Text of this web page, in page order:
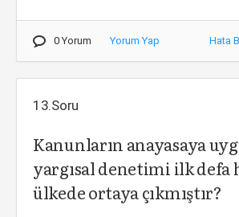
0 Yorum Yorum Yap Hata
13.Soru
Kanunların anayasaya
yargısal denetimi ilk defa
ülkede ortaya çıkmıştır?